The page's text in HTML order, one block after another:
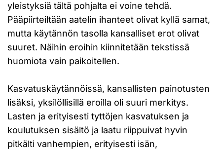
yleistyksiä tältä pohjalta ei voine tehdä.
Pääpiirteiltään aatelin ihanteet olivat kyllä samat,
mutta käytännön tasolla kansalliset erot olivat
suuret. Näihin eroihin kiinnitetään tekstissä
huomiota vain paikoitellen.
Kasvatuskäytännöissä, kansallisten painotusten
lisäksi, yksilöllisillä eroilla oli suuri merkitys.
Lasten ja erityisesti tyttöjen kasvatuksen ja
koulutuksen sisältö ja laatu riippuivat hyvin
pitkälti vanhempien, erityisesti isän,